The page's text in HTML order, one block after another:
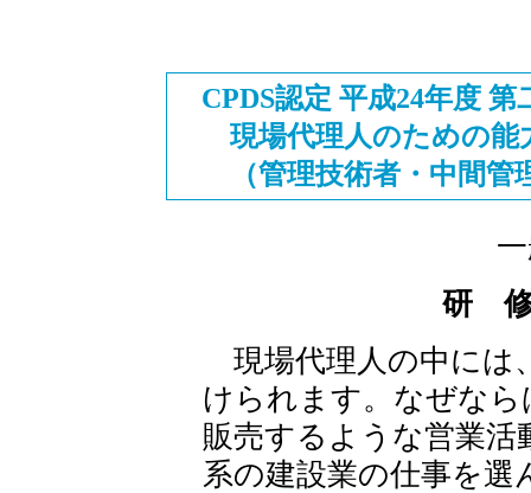
CPDS認定 平成24年度 第
現場代理人のための能
（管理技術者・中間管
研
現場代理人の中には
けられます。なぜな
販売するような営業
系の建設業の仕事を